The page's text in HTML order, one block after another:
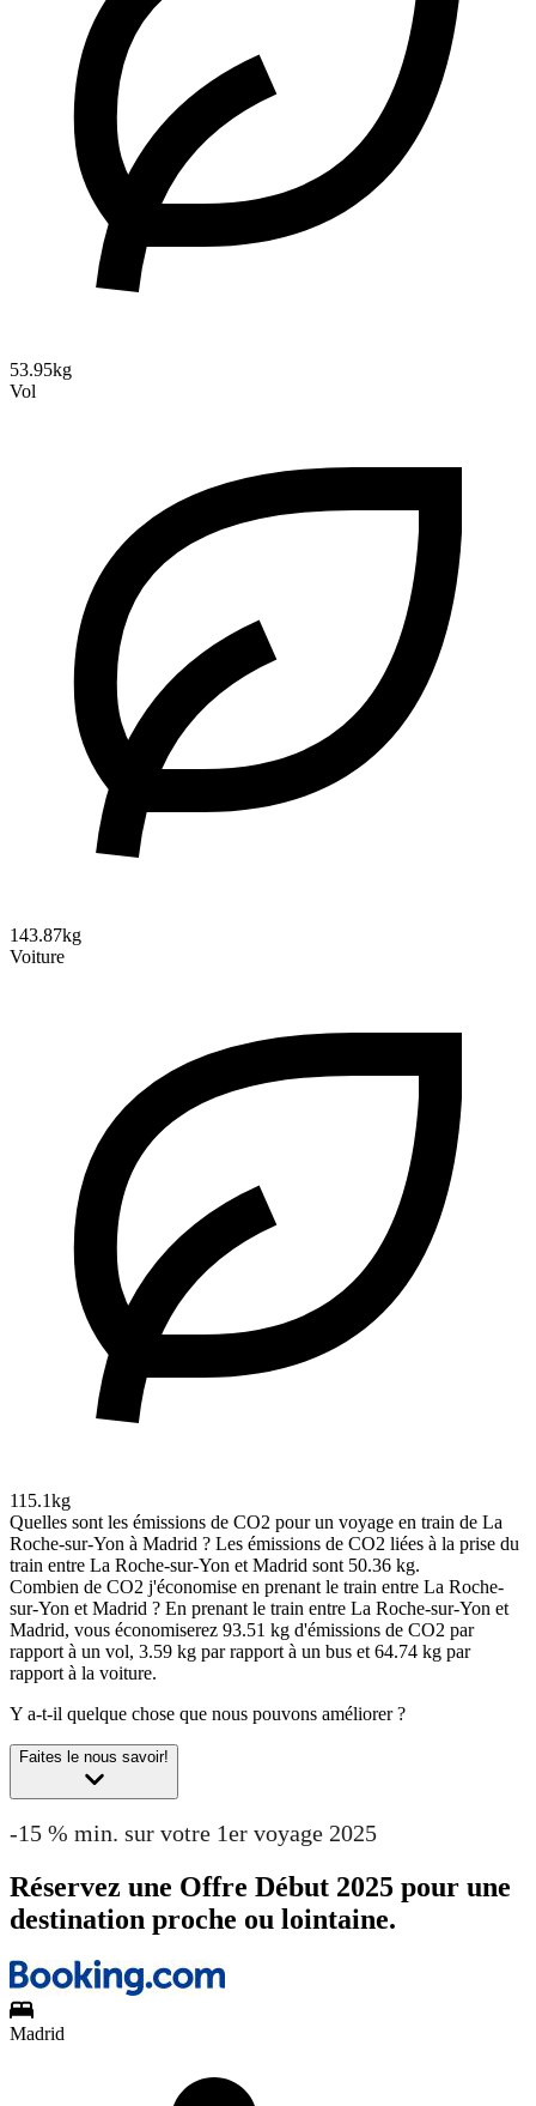
53.95kg
Vol
143.87kg
Voiture
115.1kg
Quelles sont les émissions de CO2 pour un voyage en train de La
Roche-sur-Yon à Madrid ? Les émissions de CO2 liées à la prise du
train entre La Roche-sur-Yon et Madrid sont 50.36 kg.
Combien de CO2 j'économise en prenant le train entre La Roche-
sur-Yon et Madrid ? En prenant le train entre La Roche-sur-Yon et
Madrid, vous économiserez 93.51 kg d'émissions de CO2 par
rapport à un vol, 3.59 kg par rapport à un bus et 64.74 kg par
rapport à la voiture.
Y a-t-il quelque chose que nous pouvons améliorer ?
Faites le nous savoir!
-15 % min. sur votre 1er voyage 2025
Réservez une Offre Début 2025 pour une
destination proche ou lointaine.
Madrid